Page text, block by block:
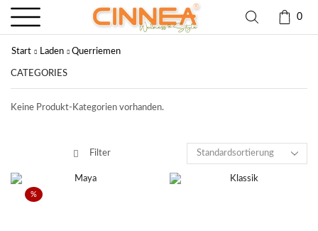
0
Start Laden Querriemen
Filter
%
CATEGORIES
Keine Produkt-Kategorien vorhanden.